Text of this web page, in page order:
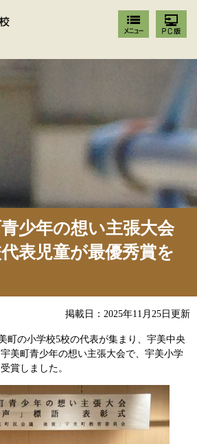
少年の想い主張大会
表児童が最優秀賞を
掲載日：2025年11月25日更新
町の小学校5校の代表が集まり、宇美中央
美町青少年の想い主張大会で、宇美小学
賞しました。